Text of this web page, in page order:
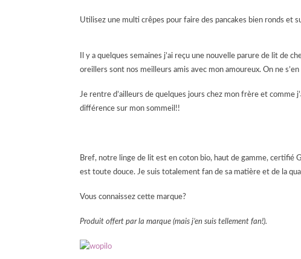
Utilisez une multi crêpes pour faire des pancakes bien ronds et
Il y a quelques semaines j’ai reçu une nouvelle parure de lit de
oreillers sont nos meilleurs amis avec mon amoureux. On ne s’en
Je rentre d’ailleurs de quelques jours chez mon frère et comme
différence sur mon sommeil!!
Bref, notre linge de lit est en coton bio, haut de gamme, certifié
est toute douce. Je suis totalement fan de sa matière et de la
Vous connaissez cette marque?
Produit offert par la marque (mais j’en suis tellement fan!).